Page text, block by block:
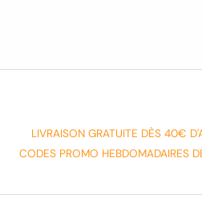
LIVRAISON GRATUITE DÈS 40€
CODES PROMO HEBDOMADAIRES